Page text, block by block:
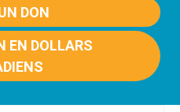
DON
EN DOLLARS